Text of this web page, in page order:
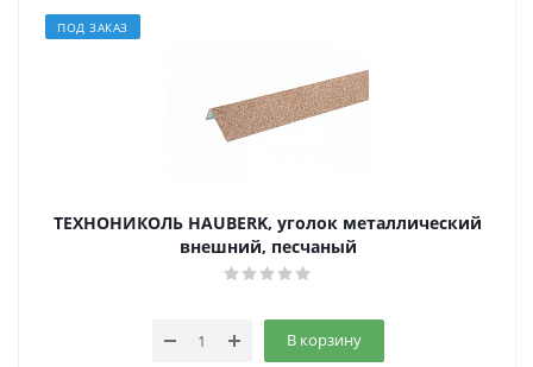
ПОД ЗАКАЗ
ТЕХНОНИКОЛЬ HAUBERK, уголок металлический
внешний, песчаный
В корзину